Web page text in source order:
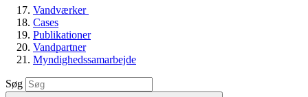
Vandværker
Cases
Publikationer
Vandpartner
Myndighedssamarbejde
Søg